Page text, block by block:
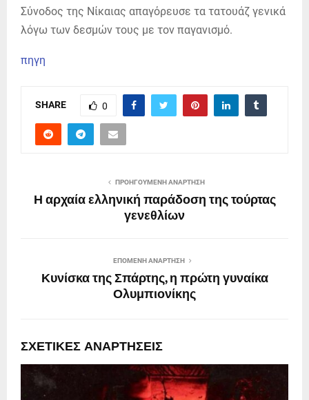
Σύνοδος της Νίκαιας απαγόρευσε τα τατουάζ γενικά
λόγω των δεσμών τους με τον παγανισμό.
πηγη
SHARE 0
ΠΡΟΗΓΟΎΜΕΝΗ ΑΝΆΡΤΗΣΗ
Η αρχαία ελληνική παράδοση της τούρτας
γενεθλίων
ΕΠΌΜΕΝΗ ΑΝΆΡΤΗΣΗ
Κυνίσκα της Σπάρτης, η πρώτη γυναίκα
Ολυμπιονίκης
ΣΧΕΤΙΚΈΣ ΑΝΑΡΤΉΣΕΙΣ